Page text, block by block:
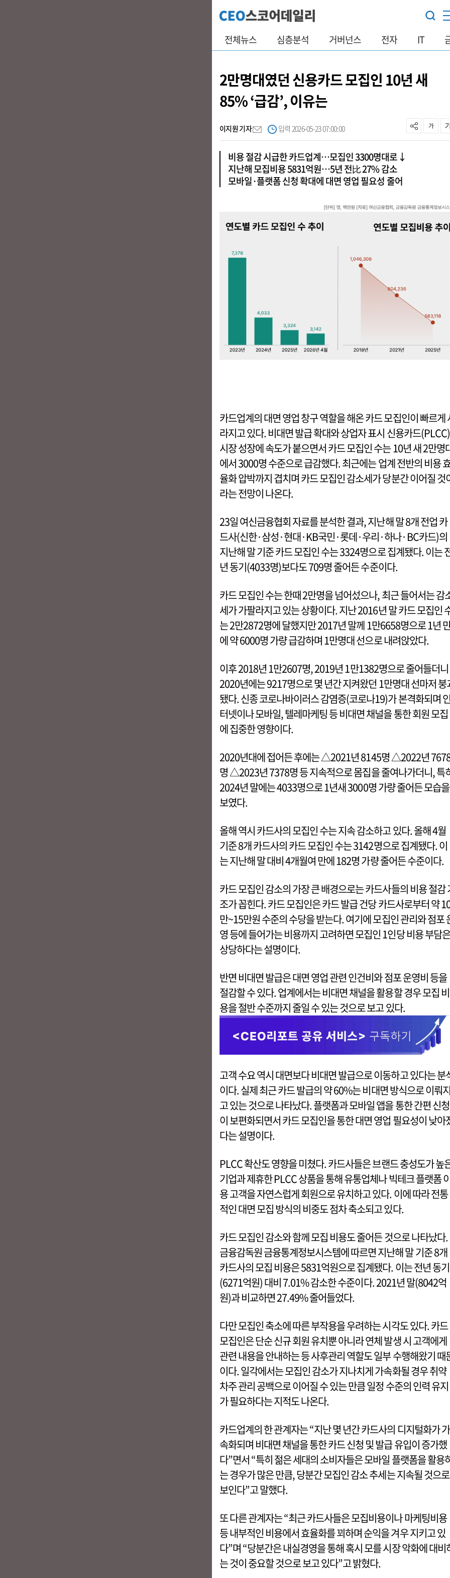
전체뉴스 심층분석 거버넌스 전자 IT
2만명대였던 신용카드 모집인 10년 새
85% ‘급감’, 이유는
이지원 기자 입력 2026-05-23 07:00:00
비용 절감 시급한 카드업계…모집인 3300명대로↓
지난해 모집비용 5831억원…5년 전比 27% 감소
모바일·플랫폼 신청 확대에 대면 영업 필요성 줄어
카드업계의 대면 영업 창구 역할을 해온 카드 모집인이 빠르게
라지고 있다. 비대면 발급 확대와 상업자 표시 신용카드(PLCC)
시장 성장에 속도가 붙으면서 카드 모집인 수는 10년 새 2만명
에서 3000명 수준으로 급감했다. 최근에는 업계 전반의 비용
율화 압박까지 겹치며 카드 모집인 감소세가 당분간 이어질 것
라는 전망이 나온다.
23일 여신금융협회 자료를 분석한 결과, 지난해 말 8개 전업 카
드사(신한·삼성·현대·KB국민·롯데·우리·하나·BC카드)의
지난해 말 기준 카드 모집인 수는 3324명으로 집계됐다. 이는
년 동기(4033명)보다도 709명 줄어든 수준이다.
카드 모집인 수는 한때 2만명을 넘어섰으나, 최근 들어서는 감
세가 가팔라지고 있는 상황이다. 지난 2016년 말 카드 모집인
는 2만2872명에 달했지만 2017년 말께 1만6658명으로 1년
에 약 6000명 가량 급감하며 1만명대 선으로 내려앉았다.
이후 2018년 1만2607명, 2019년 1만1382명으로 줄어들더니
2020년에는 9217명으로 몇 년간 지켜왔던 1만명대 선마저 붕
됐다. 신종 코로나바이러스 감염증(코로나19)가 본격화되며
터넷이나 모바일, 텔레마케팅 등 비대면 채널을 통한 회원 모집
에 집중한 영향이다.
2020년대에 접어든 후에는 △2021년 8145명 △2022년
명 △2023년 7378명 등 지속적으로 몸집을 줄여나가더니, 특
2024년 말에는 4033명으로 1년새 3000명 가량 줄어든 모습을
보였다.
올해 역시 카드사의 모집인 수는 지속 감소하고 있다. 올해 4월
기준 8개 카드사의 카드 모집인 수는 3142명으로 집계됐다. 이
는 지난해 말 대비 4개월여 만에 182명 가량 줄어든 수준이다.
카드 모집인 감소의 가장 큰 배경으로는 카드사들의 비용 절감
조가 꼽힌다. 카드 모집인은 카드 발급 건당 카드사로부터 약
만~15만원 수준의 수당을 받는다. 여기에 모집인 관리와 점포
영 등에 들어가는 비용까지 고려하면 모집인 1인당 비용 부담은
상당하다는 설명이다.
반면 비대면 발급은 대면 영업 관련 인건비와 점포 운영비 등을
절감할 수 있다. 업계에서는 비대면 채널을 활용할 경우 모집 비
용을 절반 수준까지 줄일 수 있는 것으로 보고 있다.
고객 수요 역시 대면보다 비대면 발급으로 이동하고 있다는 분
이다. 실제 최근 카드 발급의 약 60%는 비대면 방식으로 이뤄
고 있는 것으로 나타났다. 플랫폼과 모바일 앱을 통한 간편 신청
이 보편화되면서 카드 모집인을 통한 대면 영업 필요성이 낮아
다는 설명이다.
PLCC 확산도 영향을 미쳤다. 카드사들은 브랜드 충성도가 높
기업과 제휴한 PLCC 상품을 통해 유통업체나 빅테크 플랫폼
용 고객을 자연스럽게 회원으로 유치하고 있다. 이에 따라 전통
적인 대면 모집 방식의 비중도 점차 축소되고 있다.
카드 모집인 감소와 함께 모집 비용도 줄어든 것으로 나타났다.
금융감독원 금융통계정보시스템에 따르면 지난해 말 기준 8개
카드사의 모집 비용은 5831억원으로 집계됐다. 이는 전년 동기
(6271억원) 대비 7.01% 감소한 수준이다. 2021년 말(8042억
원)과 비교하면 27.49% 줄어들었다.
다만 모집인 축소에 따른 부작용을 우려하는 시각도 있다. 카드
모집인은 단순 신규 회원 유치뿐 아니라 연체 발생 시 고객에게
관련 내용을 안내하는 등 사후관리 역할도 일부 수행해왔기 때
이다. 일각에서는 모집인 감소가 지나치게 가속화될 경우 취약
차주 관리 공백으로 이어질 수 있는 만큼 일정 수준의 인력 유지
가 필요하다는 지적도 나온다.
카드업계의 한 관계자는 “지난 몇 년간 카드사의 디지털화가 가
속화되며 비대면 채널을 통한 카드 신청 및 발급 유입이 증가했
다”면서 “특히 젊은 세대의 소비자들은 모바일 플랫폼을 활용
는 경우가 많은 만큼, 당분간 모집인 감소 추세는 지속될 것으로
보인다”고 말했다.
또 다른 관계자는 “최근 카드사들은 모집비용이나 마케팅비용
등 내부적인 비용에서 효율화를 꾀하며 순익을 겨우 지키고 있
다”며 “당분간은 내실경영을 통해 혹시 모를 시장 악화에 대비
는 것이 중요할 것으로 보고 있다”고 밝혔다.